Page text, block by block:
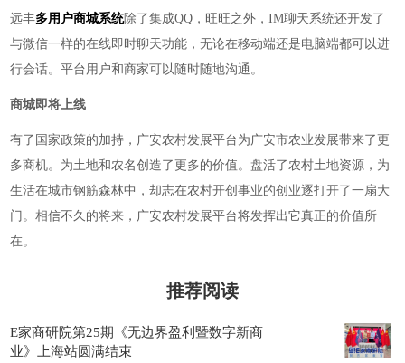
远丰多用户商城系统除了集成QQ，旺旺之外，IM聊天系统还开发了
与微信一样的在线即时聊天功能，无论在移动端还是电脑端都可以进
行会话。平台用户和商家可以随时随地沟通。
商城即将上线
有了国家政策的加持，广安农村发展平台为广安市农业发展带来了更
多商机。为土地和农名创造了更多的价值。盘活了农村土地资源，为
生活在城市钢筋森林中，却志在农村开创事业的创业逐打开了一扇大
门。相信不久的将来，广安农村发展平台将发挥出它真正的价值所
在。
推荐阅读
E家商研院第25期《无边界盈利暨数字新商
业》上海站圆满结束